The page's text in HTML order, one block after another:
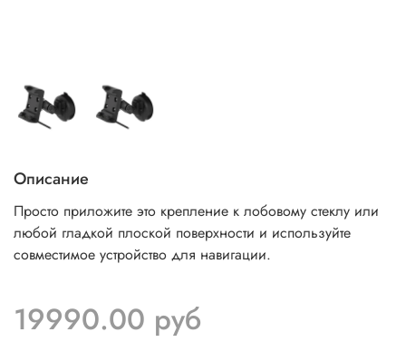
Описание
Просто приложите это крепление к лобовому стеклу или
любой гладкой плоской поверхности и используйте
совместимое устройство для навигации.
19990.00 руб